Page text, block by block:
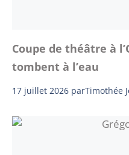
Coupe de théâtre à
tombent à l’eau
17 juillet 2026 parTimothée